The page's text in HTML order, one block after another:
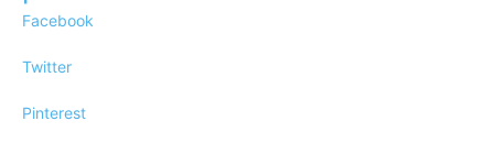
Facebook
Twitter
Pinterest